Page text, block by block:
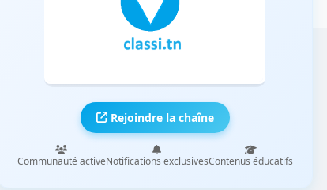
Rejoindre la chaîne
Communauté activeNotifications exclusivesContenus éducatifs